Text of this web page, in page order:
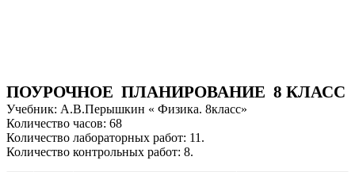
ПОУРОЧНОЕ ПЛАНИРОВАНИЕ 8 КЛАСС
Учебник: А.В.Перышкин « Физика. 8класс»
Количество часов: 68
Количество лабораторных работ: 11.
Количество контрольных работ: 8.